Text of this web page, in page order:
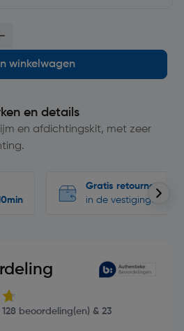
In winkelwagen
en details
en afdichtingskit, met zeer
Gratis retourneren
in de vestigingen
beoordeling(en) & 23